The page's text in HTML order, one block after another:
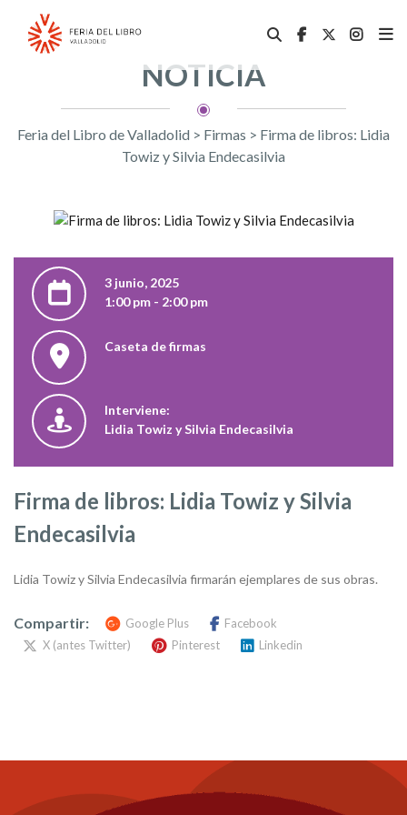
NOTICIA
Feria del Libro de Valladolid > Firmas > Firma de libros: Lidia
Towiz y Silvia Endecasilvia
3 junio, 2025
1:00 pm - 2:00 pm
Caseta de firmas
Interviene:
Lidia Towiz y Silvia Endecasilvia
Firma de libros: Lidia Towiz y Silvia
Endecasilvia
Lidia Towiz y Silvia Endecasilvia firmarán ejemplares de sus obras.
Compartir: Google Plus
Facebook
X (antes Twitter)
Pinterest Linkedin